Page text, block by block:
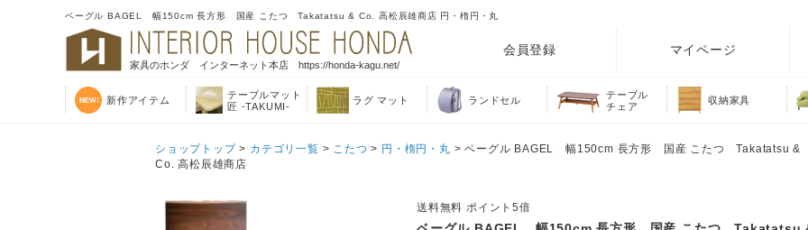
ベーグル BAGEL 幅150cm 長方形 国産 こたつ Takatatsu & Co. 高松辰雄商店 円・楕円・丸
家具のホンダ インターネット本店 https://honda-kagu.net/
会員登録 マイページ
新作アイテム
テーブルマット
匠 -TAKUMI-
ラグ マット ランドセル
テーブル
チェア
収納家具
ショップトップ> カテゴリ一覧 > こたつ > 円・楕円・丸 > ベーグル BAGEL 幅150cm 長方形 国産 こたつ Takatatsu &
Co. 高松辰雄商店
送料無料 ポイント5倍